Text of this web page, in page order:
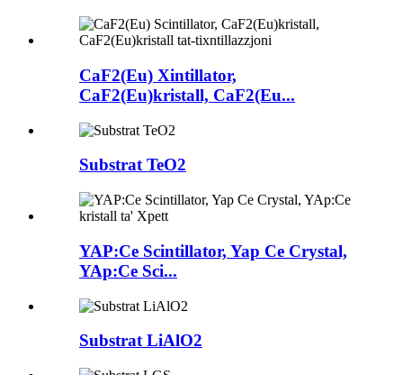
CaF2(Eu) Xintillator,
CaF2(Eu)kristall, CaF2(Eu...
Substrat TeO2
YAP:Ce Scintillator, Yap Ce Crystal,
YAp:Ce Sci...
Substrat LiAlO2